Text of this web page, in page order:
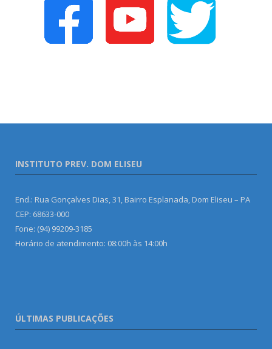
INSTITUTO PREV. DOM ELISEU
End.: Rua Gonçalves Dias, 31, Bairro Esplanada, Dom Eliseu – PA
CEP: 68633-000
Fone: (94) 99209-3185
Horário de atendimento: 08:00h às 14:00h
ÚLTIMAS PUBLICAÇÕES